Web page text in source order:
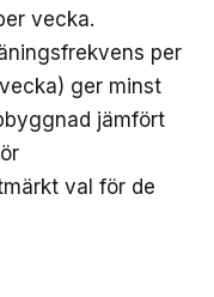
vecka.
per
ger minst
jämfört
val för de